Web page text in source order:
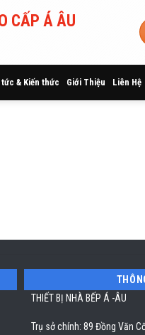
CẤP Á ÂU
& Kiến thức Giới Thiệu Liên Hệ
THIẾT BỊ NHÀ BẾP Á -ÂU
Trụ sở chính: 89 Đồng Văn